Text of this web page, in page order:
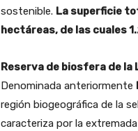
sostenible. La superficie
hectáreas, de las cuales
Reserva de biosfera de la
Denominada anteriormente
región biogeográfica de la
caracteriza por la